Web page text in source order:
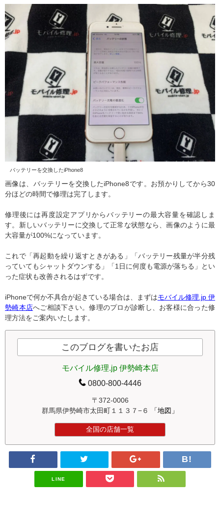
バッテリーを交換したiPhone8
画像は、バッテリーを交換したiPhone8です。お預かりしてから30
分ほどの時間で修理は完了します。
修理後には再度設定アプリからバッテリーの最大容量を確認しま
す。新しいバッテリーに交換して正常な状態なら、画像のように最
大容量が100%になっています。
これで「再起動を繰り返すときがある」「バッテリー残量が半分残
っていてもシャットダウンする」「1日に何度も電源が落ちる」とい
った症状も改善されるはずです。
iPhoneで何か不具合が起きている場合は、まずはモバイル修理.jp 伊
勢崎本店へご相談下さい。修理のプロが診断し、お客様に合った修
理方法をご案内いたします。
このブログを書いたお店
モバイル修理.jp 伊勢崎本店
0800-800-4446
〒372-0006
群馬県伊勢崎市太田町１１３７−６
「地図」
全国の店舗一覧
LINE